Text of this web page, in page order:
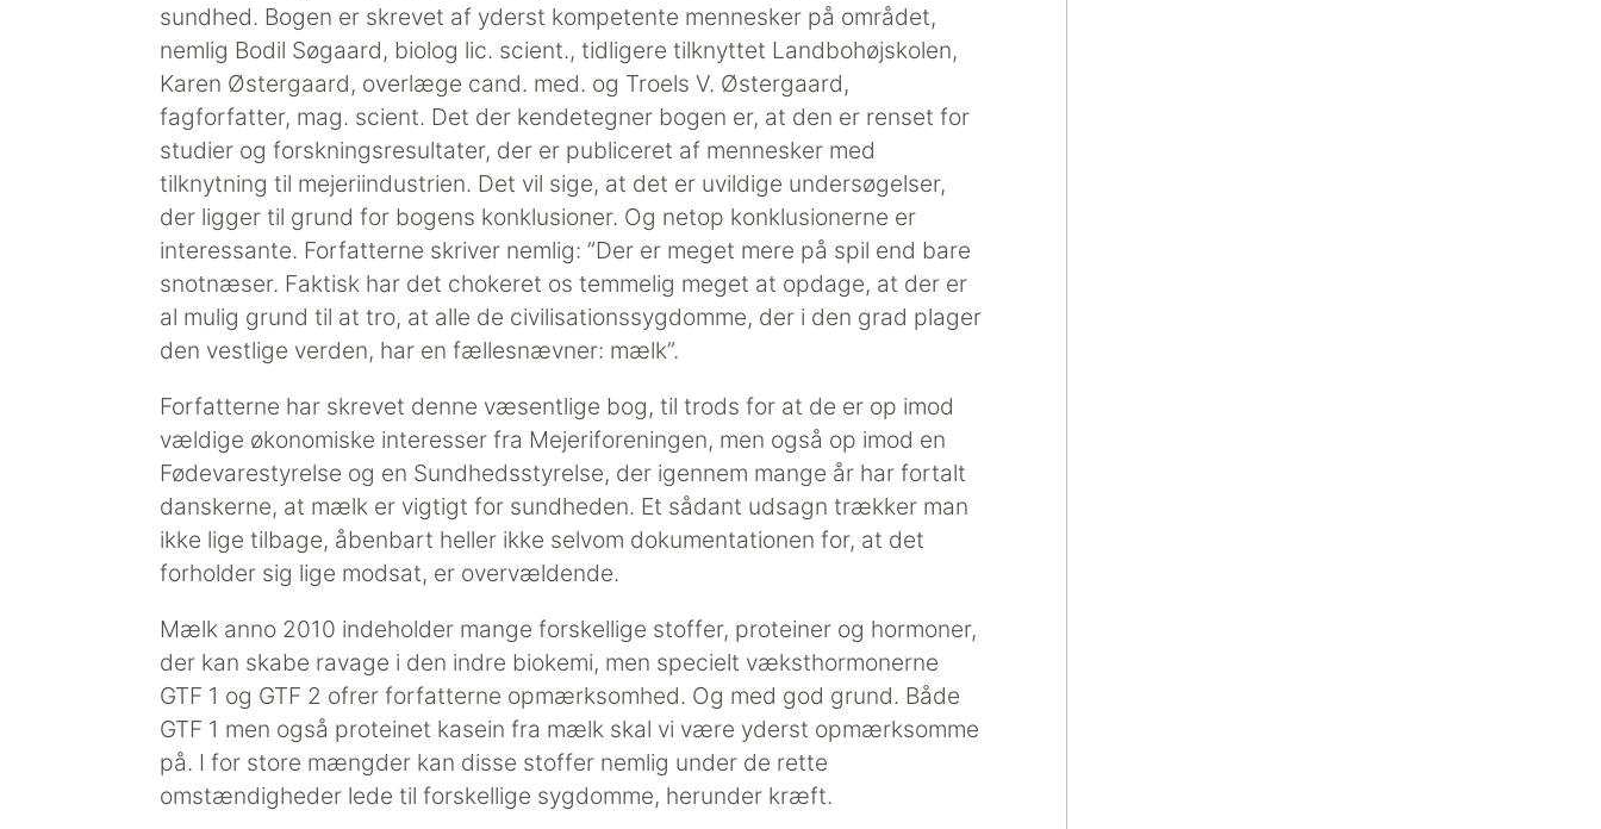
sundhed. Bogen er skrevet af yderst kompetente mennesker på området,
nemlig Bodil Søgaard, biolog lic. scient., tidligere tilknyttet Landbohøjskolen,
Karen Østergaard, overlæge cand. med. og Troels V. Østergaard,
fagforfatter, mag. scient. Det der kendetegner bogen er, at den er renset for
studier og forskningsresultater, der er publiceret af mennesker med
tilknytning til mejeriindustrien. Det vil sige, at det er uvildige undersøgelser,
der ligger til grund for bogens konklusioner. Og netop konklusionerne er
interessante. Forfatterne skriver nemlig: ”Der er meget mere på spil end bare
snotnæser. Faktisk har det chokeret os temmelig meget at opdage, at der er
al mulig grund til at tro, at alle de civilisationssygdomme, der i den grad plager
den vestlige verden, har en fællesnævner: mælk”.
Forfatterne har skrevet denne væsentlige bog, til trods for at de er op imod
vældige økonomiske interesser fra Mejeriforeningen, men også op imod en
Fødevarestyrelse og en Sundhedsstyrelse, der igennem mange år har fortalt
danskerne, at mælk er vigtigt for sundheden. Et sådant udsagn trækker man
ikke lige tilbage, åbenbart heller ikke selvom dokumentationen for, at det
forholder sig lige modsat, er overvældende.
Mælk anno 2010 indeholder mange forskellige stoffer, proteiner og hormoner,
der kan skabe ravage i den indre biokemi, men specielt væksthormonerne
GTF 1 og GTF 2 ofrer forfatterne opmærksomhed. Og med god grund. Både
GTF 1 men også proteinet kasein fra mælk skal vi være yderst opmærksomme
på. I for store mængder kan disse stoffer nemlig under de rette
omstændigheder lede til forskellige sygdomme, herunder kræft.